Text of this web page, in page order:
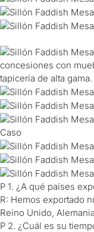
concesiones con
tapicería de alta gama.
Caso
P 1. ¿A qué países
R: Hemos exportado
Reino Unido,
P 2. ¿Cuál es su